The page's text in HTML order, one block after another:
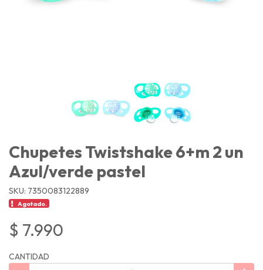
Chupetes Twistshake 6+m 2 un
Azul/verde pastel
SKU: 7350083122889
Agotado.
$ 7.990
CANTIDAD